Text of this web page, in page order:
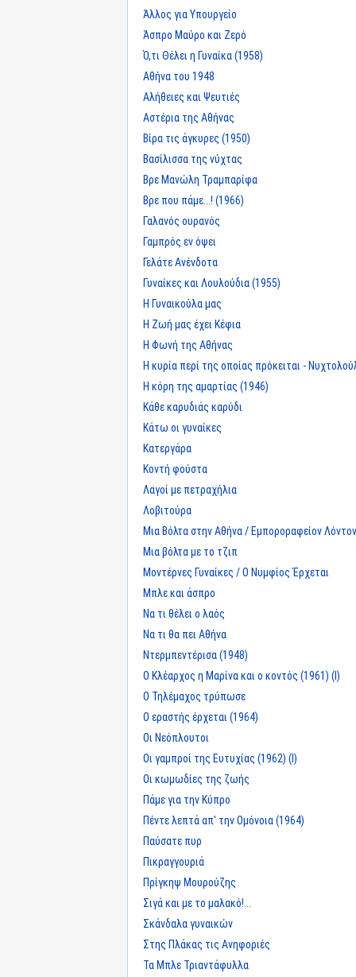
Άλλος για Υπουργείο
Άσπρο Μαύρο και Ζερό
Ό,τι Θέλει η Γυναίκα (1958)
Αθήνα του 1948
Αλήθειες και Ψευτιές
Αστέρια της Αθήνας
Βίρα τις άγκυρες (1950)
Βασίλισσα της νύχτας
Βρε Μανώλη Τραμπαρίφα
Βρε που πάμε...! (1966)
Γαλανός ουρανός
Γαμπρός εν όψει
Γελάτε Ανένδοτα
Γυναίκες και Λουλούδια (1955)
Η Γυναικούλα μας
Η Ζωή μας έχει Κέφια
Η Φωνή της Αθήνας
Η κυρία περί της οποίας πρόκειται -
Η κόρη της αμαρτίας (1946)
Κάθε καρυδιάς καρύδι
Κάτω οι γυναίκες
Κατεργάρα
Κοντή φούστα
Λαγοί με πετραχήλια
Λοβιτούρα
Μια Βόλτα στην Αθήνα / Εμποροραφείον
Μια βόλτα με το τζιπ
Μοντέρνες Γυναίκες / Ο Νυμφίος Έρχεται
Μπλε και άσπρο
Να τι θέλει ο λαός
Να τι θα πει Αθήνα
Ντερμπεντέρισα (1948)
Ο Κλέαρχος η Μαρίνα και ο κοντός (1961) (I)
Ο Τηλέμαχος τρύπωσε
Ο εραστής έρχεται (1964)
Οι Νεόπλουτοι
Οι γαμπροί της Ευτυχίας (1962) (I)
Οι κωμωδίες της ζωής
Πάμε για την Κύπρο
Πέντε λεπτά απ' την Ομόνοια (1964)
Παύσατε πυρ
Πικραγγουριά
Πρίγκηψ Μουρούζης
Σιγά και με το μαλακό!...
Σκάνδαλα γυναικών
Στης Πλάκας τις Ανηφοριές
Τα Μπλε Τριαντάφυλλα